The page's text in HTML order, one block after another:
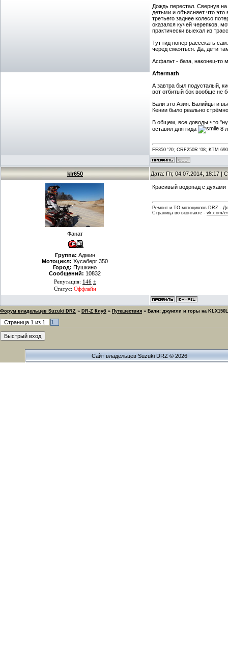
Дождь перестал. Свернув
детьми и объясняет что
третьего заднее колесо
оказался кучей черепков,
практически выехал из
Тут гид попер рассекать
черед смеяться. Да, дети
Асфальт - база, наконец-то
Aftermath
А завтра был подусталый,
вот отбитый бок вообще не
Бали это Азия. Балийцы и
Кении было реально
В общем, все доводы что
оставил для гида
8
FE350 '20; CRF250R '08; KTM
klr650 Дата: Пт, 04.07.2014, 18:17 |
Фанат
Группа: Админ
Мотоцикл: Хусаберг 350
Город: Пушкино
Сообщений: 10832
Репутация: 146 ±
Статус: Оффлайн
Красивый водопад с
Ремонт и ТО мотоциклов DRZ .
Страница во вконтакте - vk.com/
Форум владельцев Suzuki DRZ » DR-Z Клуб » Путешествия » Бали: джунгли и горы на KLX150L
Страница 1 из 1 1
Сайт владельцев Suzuki DRZ © 2026